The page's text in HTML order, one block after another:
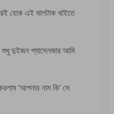
হোক এই মালটাক খাইতে
শুধু দুইজন প্যাসেনজার আমি
‘আপনার নাম কি’ সে